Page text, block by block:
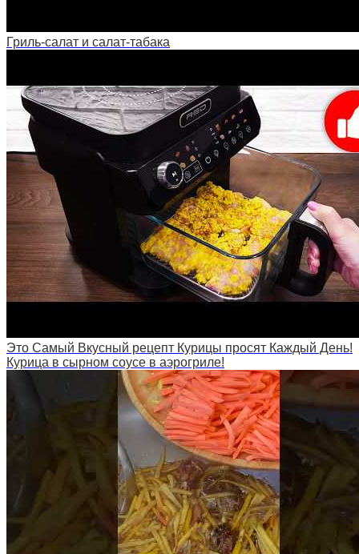
Гриль-салат и салат-табака
Это Самый Вкусный рецепт Курицы просят Каждый День!
Курица в сырном соусе в аэрогриле!